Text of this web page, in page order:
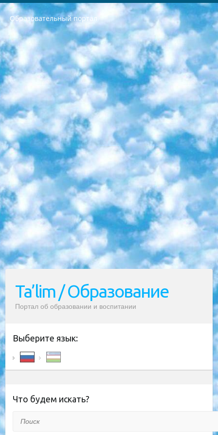
Образовательный портал
РЕСПУБЛИКА УЗБЕКИСТАН МИНИСТРЕРСТВО ДОШКОЛЬНОГО И ШКОЛЬНОГО ОБРАЗОВАНИЯ КОМАНДА в общеобразовательных учреждениях в 2023-2024 учебном году организация и проведение итоговой государственной аттестации обучающихся о Министра дошкольного и школьного образования Республики Узбекистан от 4 марта 2008 года (постановлением Минюста от 20 марта 2008 года № 1778 государственной регистрации) «Итоговое состояние учащихся общего среднего образования на основании положения об утверждении положения об аттестации общего среднего образования выпускной экзамен студентов в образовательных учреждениях в 2023-2024 учебном году В целях организации и прохождения аттестации приказываю: 1. Следующее: перечень предметов, по которым будет проводиться итоговая государственная аттестация и экзамен формы перевода согласно приложению 1; сертификаты международного образца, оценивающие уровень владения иностранными языками перечень согласно приложению 2; 2. Педагогический при специализированных образовательных учреждениях. научно-практический центр квалификации и международной оценки (Д.Давидова) 2024 г. До 25 марта: задания по предметам, по которым будет проводиться итоговая аттестация разработка и утверждение технических условий; итоговая аттестация на основании разработанного предметного задания разработка вопросов по предметам (устно и письменно), экзамен передача; общеобразовательные средние школы и специальные учебные заведения учащиеся выпускных классов школ и интернатов в агентской системе подготовка базы данных экзаменационных материалов и критериев оценки; перевод базы экзаменационных материалов на все языки обучения подать в Республиканский образовательный центр для изготовления; варианты экзаменов на основе разработанных контрольных материалов пусть будут поставлены задачи формирования. 3. Республиканский образовательный центр (Ш.Худайкулов) до 5 апреля 2024 года. до: база данных предоставленных экзаменационных материалов на все языки обучения перевод и экспертиза; для слепых, слабовидящих, глухих, слабослышащих и умственно отсталых детей учащиеся выпускных классов специализированных школ и школ-интернатов база данных экзаменационных материалов на всех преподаваемых языках подготовка критериев оценки; специализированные школы для умственно отсталых детей и технологии для учащихся выпускных классов школ-интернатов разработка соответствующих рекомендаций и критериев проведения ЕГЭ по естествознанию давать задания. 4. Педагогический при специализированных образовательных учреждениях. Научно-практический центр навыков и международной оценки (Д.Давидова), Республика образовательный центр (Худайкулов Ш.) итоговый государственный аттестационный экзамен ориентирован на творческое и логическое мышление при подготовке базы материалов учитывать введение заданий. 5. Следует отметить, что: сертификат государственного образца о знании общеобразовательного предмета и как минимум национальный уровень B1 по предметам на иностранных языках, указанным в Приложении 2. или международно признанный сертификат эквивалентного уровня студенты, изучающие определенный предмет, освобождаются от экзамена; по соответствующим предметам запланирована итоговая государственная аттестация за день до дня, путем жеребьевки Рабочей группой (в письменной форме по предметам, проводимым в форме) из числа сформированных вариантов выбрано 2 варианта; 2 выбранных варианта экзамена анонсированы на официальном сайте министерства и все выпускники по всей стране на основе этих вариантов проводит итоговую государственную аттестацию. 6. Государственное образование учащихся средних общеобразовательных учреждений. знания в соответствии с квалификационными требованиями, которые необходимо приобрести на основании стандартов итоговый (выпускной) контроль для 9 и 11 классов в целях тестирования Экзамены (далее – экзамены) состоят из предметов, перечисленных в приложении 1. будет сделано. 7. Экзамены пройдут с 26 мая по 15 июня 2024 г. (кроме науки физического воспитания). 8. Физическая для учащихся 9 классов общесредних образовательных учреждений. Экзамены по предмету «Образование, квалификация медицина» 1-6 мая 2024 года. сотрудники перевести под присмотр (с отклонениями в физическом или умственном развитии) специализированная школа для детей, школы-интернаты и со сколиозом школы-интернаты санаторного типа для больных детей исключены). 9. Он был слепым, слабовидящим и имел нарушения опорно-двигательного аппарата. экзамены в специализированных школах и интернатах для детей должны проводиться исходя из требований, предъявляемых к общеобразовательным учреждениям (физкультура кроме науки). 10. Специализированная школа для глухих и слабослышащих детей. и экзамены в интернатах и быть реализован в виде письменного теста по математике. 11. Специальность для умственно отсталых детей. Для 9 класса Родной язык и литературное письмо Государственный язык (язык обучения – узбекский). для неклассов) написано Математическое письмо Письменная/устная история Узбекистана Физическое воспитание практично Итоговый контроль Для 11 класса Написание родного языка и литературы (эссе) Математическое письмо Узбекский язык (обучение на узбекском языке) не посещающее общее среднее образование для учреждений)/Образовательное учреждение выбор письменный и устный Иностранный язык письменный/устный Письменная/устная история Узбекистана *По выбору студента:  Химия  Физика  Основы государственного права  География 10 бесплатных образовательных ресурсов - Мы составили подборку онлайн-проектов с интерактивными упражнениями, видеолекциями и статьями. Они помогут вам обрести новые и освежить старые знания бесплатно. 1. «ИНТУИТ» Старейшая образовательная площадка Рунета. Здесь вы найдёте сотни текстовых и видеокурсов на десятки различных тем — от программирования до психологии. Многие курсы подготовлены российскими университетами и крупными международными компаниями вроде Intel и Microsoft. Самостоятельное обучение бесплатное, но желающие могут оплатить услуги персональных наставников. 2. «Смартия» знакомит с актуальными профессиями и подсказывает, как им обучаться. Выбрав заинтересовавшую вас специальность — SMM-специалист, фотограф, веб-дизайнер или другую, — увидите список необходимых для неё умений. Чтобы вы могли освоить их самостоятельно, для каждого умения площадка отображает подборку ссылок на учебные материалы. Хотя «Смартия» ориентируется на русскоязычную аудиторию, часть контента всё же доступна только на английском. 3. «Лекторий Физтеха» Проект Московского физико-технического института (Физтеха). С его помощью вы можете смотреть онлайн серии лекций, записанные на видео в этом вузе. В числе доступных предметов — физика, биология, химия, информационные технологии и другие. К некоторым лекциям администрация ресурса прилагает готовые конспекты, которые можно скачивать в PDF-формате. 4. ITMOcourses Онлайн-площадка Санкт-Петербургского национального исследовательского университета информационных технологий, механики и оптики (ИТМО). Ресурс предоставляет свободный доступ к курсам, разработанным в этом вузе. Каталог материалов разбит на четыре категории: «Оптические системы и технологии», «Приборостроение и робототехника», «Информационные технологии» и «Биотехнологии». Курсы состоят из видеолекций, интерактивных демонстраций и заданий. 5. «КиберЛенинка» Электронная научная библиотека открытого доступа. Каталог площадки регулярно обрастает текстами статей из различных научных изданий. Сгруппированные по журналам и рубрикам публикации можно читать онлайн или скачивать целиком в PDF-формате. Проект нацелен на популяризацию науки за счёт открытого доступа к качественной информации. 6. «ПостНаука» На этом ресурсе публикуют подборки видеолекций, составленные экспертами из разных отраслей и объединённые общими темами. Среди них, к примеру, есть серии «Биоинформатика и геномика», «Культура средневековой Скандинавии» и Cinema Studies о теории кино. Каждая подборка лекций — логически связанная история, рассказанная экспертом от первого лица. Кроме того, на сайте появляются научно-образовательные статьи и тесты на разные темы. 7. «Newочём» Команда проекта «Newочём» отбирает самые интересные тексты из англоязычных СМИ и переводит те из них, за которые голосуют участники сообщества «ВКонтакте». По большей части это научно-популярные статьи. Редакторы придумывают лишь заголовки, в остальном содержание переводов соответствует оригиналам. Полные тексты можно читать прямо в социальной сети. 8. InternetUrok Онлайн-база материалов по основным дисциплинам школьной программы. Информация на сайте структурирована по классам, предметам и темам (урокам). Каждый урок состоит из видеолекций и конспектов. Есть также интерактивные тренажёры и тесты для закрепления пройденного материала. Даже если вы давно окончили школу, возможность повторить программу старших классов всегда может пригодиться. 9. Edutainme Ещё один ресурс об образовании. В отличие от Newtonew, как мне кажется, Edutainme больше ориентируется на представителей индустрии: педагогов, предпринимателей, разработчиков образовательных проектов. Но и любой, кто просто стремится к саморазвитию, найдёт на сайте много полезного и интересного для себя. Например, информацию о новых курсах и образовательных сервисах. 10. Newtonew Онлайн-медиа об образовании и обучении в широком смысле. Авторы Newtonew пишут об инструментах, заведениях, тактиках и стратегиях, которые помогают учить других и получать новые знания самостоятельно. На этой площадке вы найдёте новости, обзоры, аналитические мат
Ta’lim / Образование
Портал об образовании и воспитании
Выберите язык:
Что будем искать?